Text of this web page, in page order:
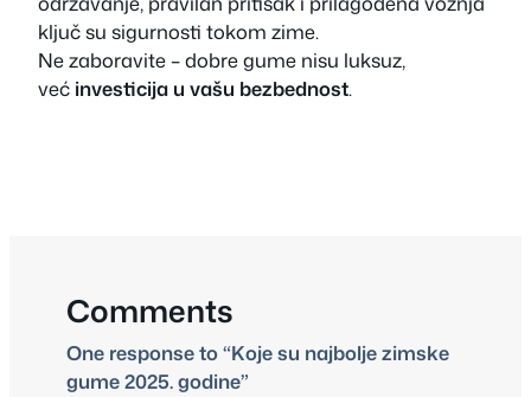
ključ su sigurnosti tokom zime.
Ne zaboravite – dobre gume nisu luksuz,
već investicija u vašu bezbednost.
Comments
One response to “Koje su najbolje zimske
gume 2025. godine”